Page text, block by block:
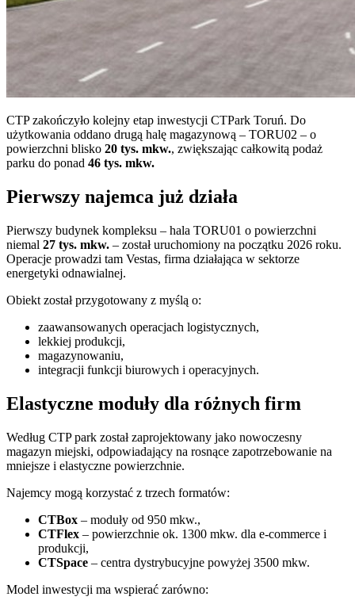
CTPzakończyło kolejny etap inwestycji CTPark Toruń. Do
użytkowania oddano drugą halę magazynową – TORU02 – o
powierzchni blisko 20 tys. mkw., zwiększając całkowitą podaż
parku do ponad 46 tys. mkw.
Pierwszy najemca już działa
Pierwszy budynek kompleksu – hala TORU01 o powierzchni
niemal 27 tys. mkw. – został uruchomiony na początku 2026 roku.
Operacje prowadzi tam Vestas, firma działająca w sektorze
energetyki odnawialnej.
Obiekt został przygotowany z myślą o:
zaawansowanych operacjach logistycznych,
lekkiej produkcji,
magazynowaniu,
integracji funkcji biurowych i operacyjnych.
Elastyczne moduły dla różnych firm
Według CTPpark został zaprojektowany jako nowoczesny
magazyn miejski, odpowiadający na rosnące zapotrzebowanie na
mniejsze i elastyczne powierzchnie.
Najemcy mogą korzystać z trzech formatów:
CTBox – moduły od 950 mkw.,
CTFlex – powierzchnie ok. 1300 mkw. dla e-commerce i
produkcji,
CTSpace – centra dystrybucyjne powyżej 3500 mkw.
Model inwestycji ma wspierać zarówno: